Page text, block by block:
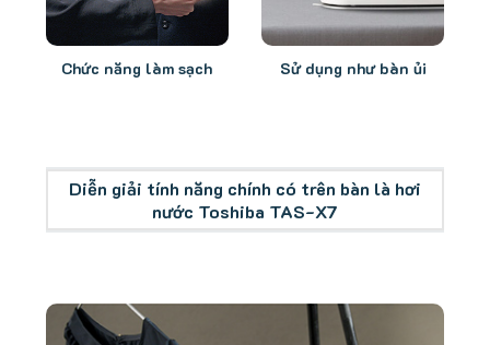
Chức năng làm sạch Sử dụng như bàn ủi
Diễn giải tính năng chính có trên bàn là hơi
nước Toshiba TAS-X7